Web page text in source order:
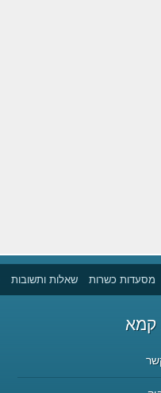
מסעדות כשרות שאלות ותשובות
קמא